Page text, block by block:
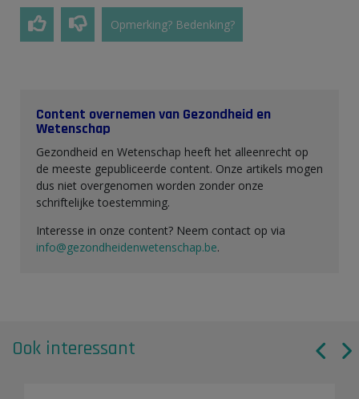
Opmerking? Bedenking?
Content overnemen van Gezondheid en
Wetenschap
Gezondheid en Wetenschap heeft het alleenrecht op
de meeste gepubliceerde content. Onze artikels mogen
dus niet overgenomen worden zonder onze
schriftelijke toestemming.
Interesse in onze content? Neem contact op via
info@gezondheidenwetenschap.be.
Ook interessant